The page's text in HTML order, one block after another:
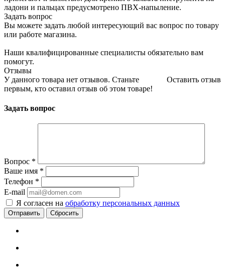
ладони и пальцах предусмотрено ПВХ-напыление.
Задать вопрос
Вы можете задать любой интересующий вас вопрос по товару
или работе магазина.
Наши квалифицированные специалисты обязательно вам
помогут.
Отзывы
Оставить отзыв
У данного товара нет отзывов. Станьте
первым, кто оставил отзыв об этом товаре!
Задать вопрос
Вопрос *
Ваше имя *
Телефон *
E-mail
Я согласен на обработку персональных данных
Сбросить